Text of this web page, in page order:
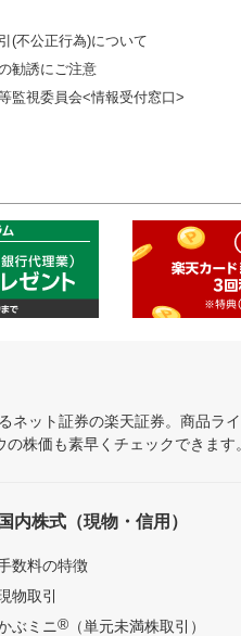
(不公正行為)について
勧誘にご注意
監視委員会<情報受付窓口>
ット証券の楽天証券。商品
株価も素早くチェックできます。
国内株式（現物・信用）
数料の特徴
物取引
ぶミニ®（単元未満株取引）